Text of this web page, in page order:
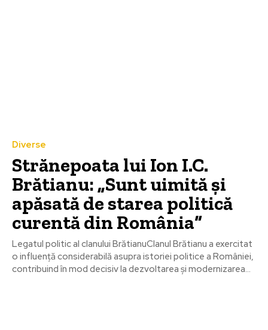
Diverse
Strănepoata lui Ion I.C.
Brătianu: „Sunt uimită și
apăsată de starea politică
curentă din România“
Legatul politic al clanului BrătianuClanul Brătianu a exercitat
o influență considerabilă asupra istoriei politice a României,
contribuind în mod decisiv la dezvoltarea și modernizarea...